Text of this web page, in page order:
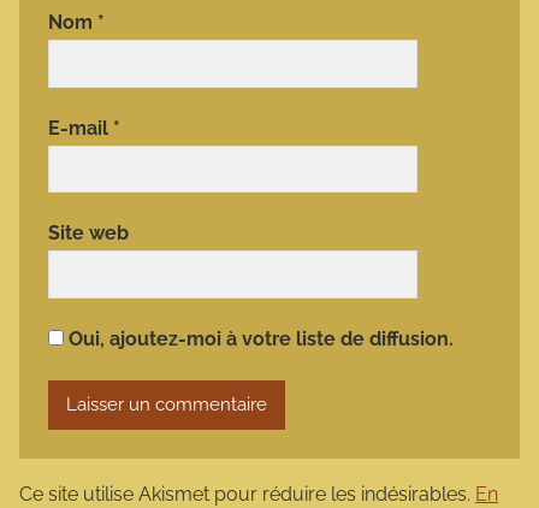
Nom *
E-mail *
Site web
Oui, ajoutez-moi à votre liste de diffusion.
Ce site utilise Akismet pour réduire les indésirables. En